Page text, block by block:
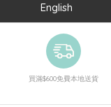
English
買滿$600免費本地送貨